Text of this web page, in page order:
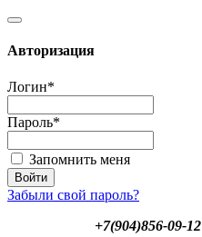
Авторизация
Логин*
Пароль*
Запомнить меня
Забыли свой пароль?
+7(904)856-09-12